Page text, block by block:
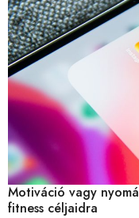
Motiváció vagy
fitness céljaidra